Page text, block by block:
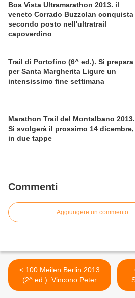
Boa Vista Ultramarathon 2013. il
veneto Corrado Buzzolan conquista
secondo posto nell'ultratrail
capoverdino
Trail di Portofino (6^ ed.). Si prepara
per Santa Margherita Ligure un
intensissimo fine settimana
Marathon Trail del Montalbano 2013.
Si svolgerà il prossimo 14 dicembre,
in due tappe
Commenti
Aggiungere un commento
< 100 Meilen Berlin 2013
(2^ ed.). Vincono Peter
Flock e Annette Bahlcke.